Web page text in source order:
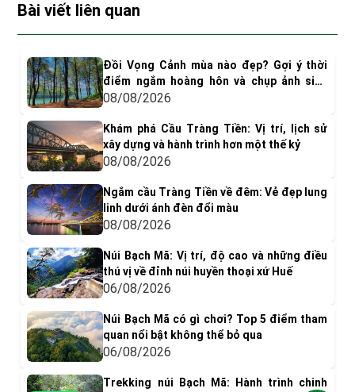
Bài viết liên quan
Đồi Vọng Cảnh mùa nào đẹp? Gợi ý thời
điểm ngắm hoàng hôn và chụp ảnh siêu
"dính"
08/08/2026
Khám phá Cầu Tràng Tiền: Vị trí, lịch sử
xây dựng và hành trình hơn một thế kỷ
08/08/2026
Ngắm cầu Tràng Tiền về đêm: Vẻ đẹp lung
linh dưới ánh đèn đổi màu
08/08/2026
Núi Bạch Mã: Vị trí, độ cao và những điều
thú vị về đỉnh núi huyền thoại xứ Huế
06/08/2026
Núi Bạch Mã có gì chơi? Top 5 điểm tham
quan nổi bật không thể bỏ qua
06/08/2026
Trekking núi Bạch Mã: Hành trình chinh